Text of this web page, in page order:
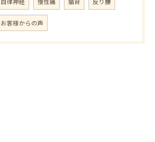
自律神経 慢性痛 猫背 反り腰
お客様からの声